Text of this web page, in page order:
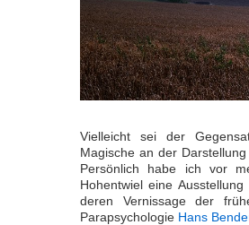
Vielleicht sei der
Magische an der
Persönlich habe ich vor
Hohentwiel eine
deren Vernissage der
Parapsychologie Hans